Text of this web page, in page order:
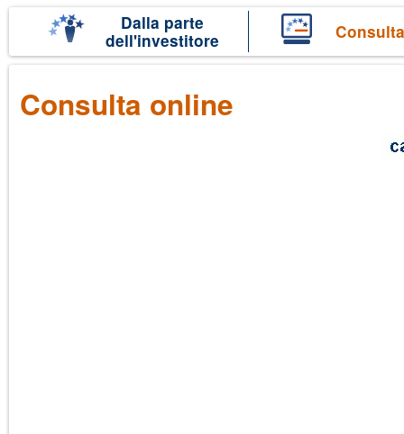
Salta
al
principale
Dalla parte
dell'investitore
Consulta online